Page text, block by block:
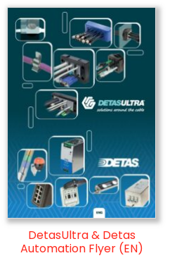
DetasUltra & Detas
Automation Flyer (EN)